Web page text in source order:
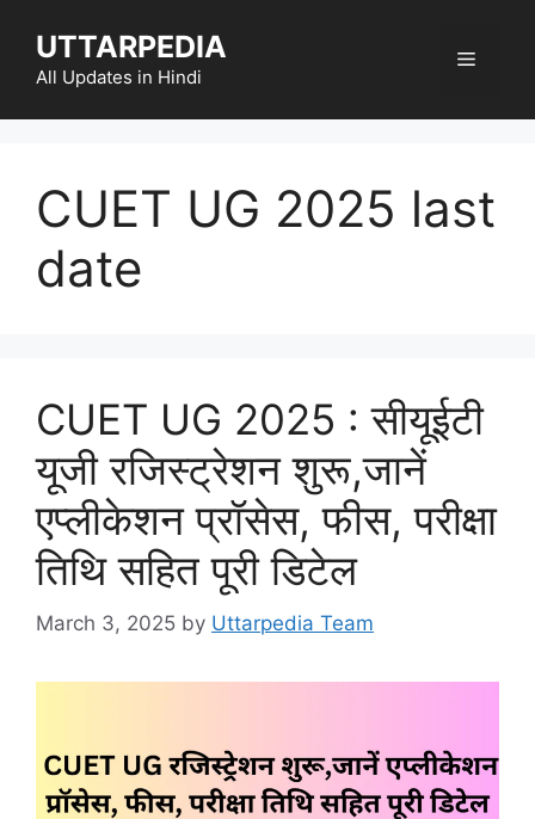
content
UTTARPEDIA
All Updates in Hindi
Menu
CUET UG 2025 last
date
CUET UG 2025 : सीयूईटी
यूजी रजिस्ट्रेशन शुरू,जानें
एप्लीकेशन प्रॉसेस, फीस, परीक्षा
तिथि सहित पूरी डिटेल
March 3, 2025 by Uttarpedia Team